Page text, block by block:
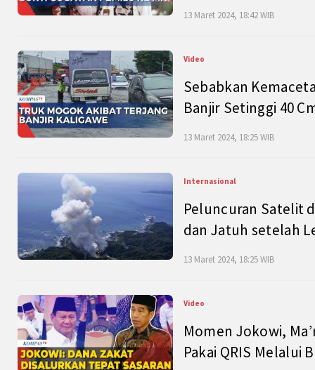
13 Maret 2024, 18:42 WIB
Video
Sebabkan
Banjir Setinggi 40
13 Maret 2024, 18:25 WIB
Internasional
Peluncuran Satelit
dan Jatuh setelah
13 Maret 2024, 18:25 WIB
Video
Momen Jokowi,
Pakai QRIS Melalui